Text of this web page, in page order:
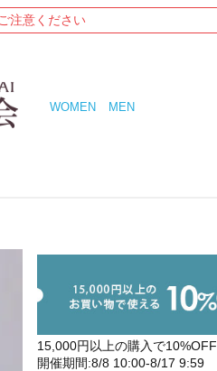
注意ください
WOMEN MEN
15,000円以上の購入で10%OFF
開催期間:8/8 10:00-8/17 9:59